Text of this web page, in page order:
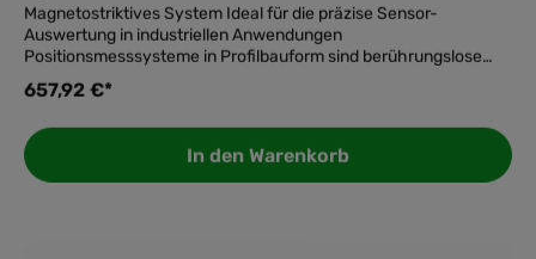
Magnetostriktives System Ideal für die präzise Sensor-
Auswertung in industriellen Anwendungen
Positionsmesssysteme in Profilbauform sind berührungslose
oder mehrerer Positionen. Sie überzeugen in rauen
oder Portalrobotern, da sie aus einem hermetisch dichten IP67-
Aluminiumgehäuse bestehen. Die Magnete des Positionsgebers
wirken durch die Wand des Profils auf das Messelement. Form=
657,92 €*
In den Warenkorb